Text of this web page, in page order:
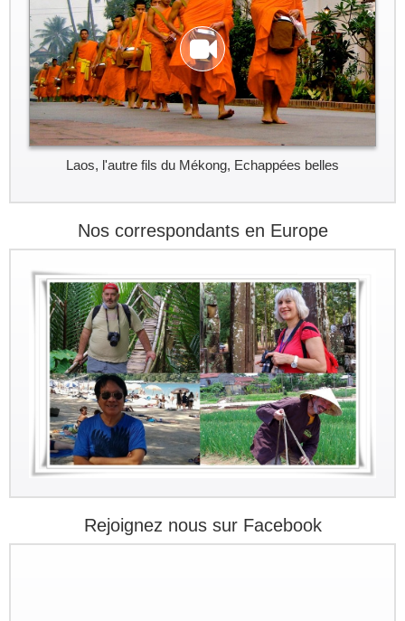
Laos, l'autre fils du Mékong, Echappées belles
Nos correspondants en Europe
Rejoignez nous sur Facebook